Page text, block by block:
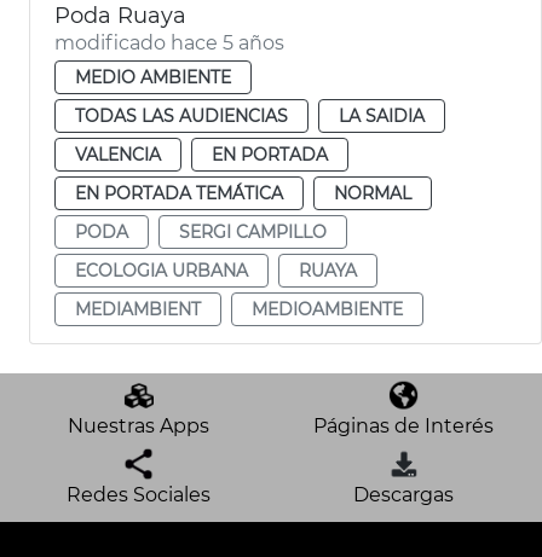
Poda Ruaya
modificado hace 5 años
MEDIO AMBIENTE
TODAS LAS AUDIENCIAS
LA SAIDIA
VALENCIA
EN PORTADA
EN PORTADA TEMÁTICA
NORMAL
PODA
SERGI CAMPILLO
ECOLOGIA URBANA
RUAYA
MEDIAMBIENT
MEDIOAMBIENTE
Nuestras Apps Páginas de Interés
Redes Sociales Descargas